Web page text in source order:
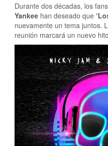
Durante dos décadas, los
Yankee han deseado que
nuevamente un tema juntos.
reunión marcará un nuevo